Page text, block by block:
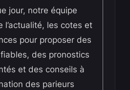
jour, notre équipe
l’actualité, les cotes et
pour proposer des
des pronostics
et des conseils à
des parieurs